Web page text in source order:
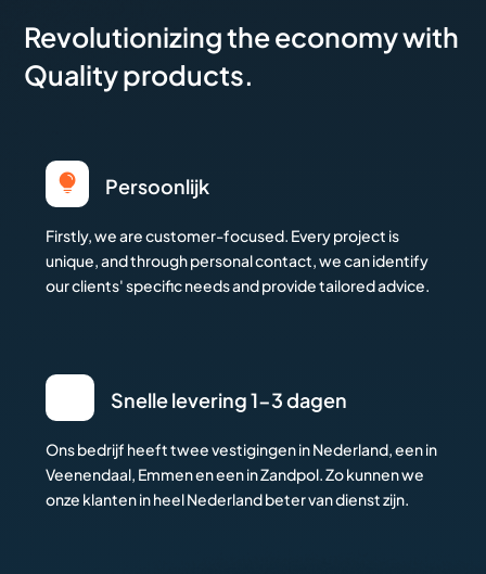
Revolutionizing the economy with
Quality products.
 Persoonlijk
Firstly, we are customer-focused. Every project is
unique, and through personal contact, we can identify
our clients' specific needs and provide tailored advice.
Snelle levering 1-3 dagen
Ons bedrijf heeft twee vestigingen in Nederland, een in
Veenendaal, Emmen en een in Zandpol. Zo kunnen we
onze klanten in heel Nederland beter van dienst zijn.